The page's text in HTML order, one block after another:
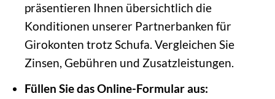
präsentieren Ihnen übersichtlich die
Konditionen unserer Partnerbanken für
Girokonten trotz Schufa. Vergleichen Sie
Zinsen, Gebühren und Zusatzleistungen.
Füllen Sie das Online-Formular aus: